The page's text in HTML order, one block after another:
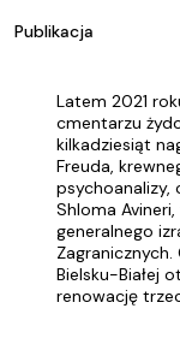
Publikacja
Latem 2021
cmentarzu
kilkadziesiąt
Freuda,
psychoanalizy,
Shloma
generalnego
Bielsku-Białej
renowację